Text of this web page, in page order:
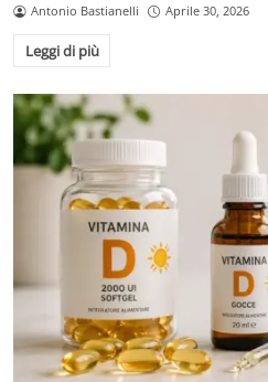
Antonio Bastianelli Aprile 30, 2026
Leggi di più